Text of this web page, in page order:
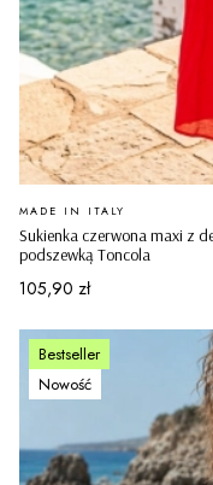
Sukienka czerwona maxi z
podszewką Toncola
PRODUCENT
MADE IN ITALY
Cena
105,90 zł
Bestseller
Nowość